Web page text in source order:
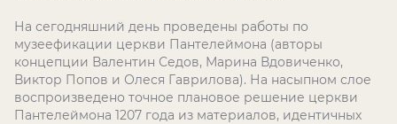
На сегодняшний день проведены работы по
музеефикации церкви Пантелеймона (авторы
концепции Валентин Седов, Марина Вдовиченко,
Виктор Попов и Олеся Гаврилова). На насыпном слое
воспроизведено точное плановое решение церкви
Пантелеймона 1207 года из материалов, идентичных